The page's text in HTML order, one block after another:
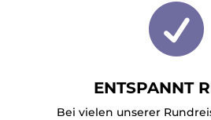

ENTSPANNT
Bei vielen unserer